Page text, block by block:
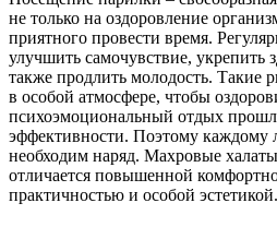
не только на оздоровление
приятного провести время.
улучшить самочувствие, укрепить
также продлить молодость. Такие
в особой атмосфере, чтобы
психоэмоциональный отдых
эффективности. Поэтому каждому
необходим наряд. Махровые
отличается повышенной
практичностью и особой эстетикой.